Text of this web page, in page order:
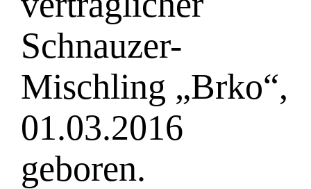
Schnauzer-
Mischling „Brko“,
01.03.2016
geboren.